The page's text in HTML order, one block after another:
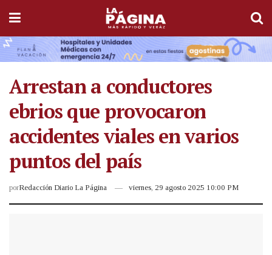
Arrestan a conductores
ebrios que provocaron
accidentes viales en varios
puntos del país
porRedacción Diario La Página viernes, 29 agosto 2025 10:00 PM